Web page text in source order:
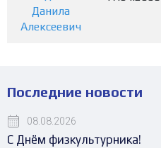
Данила
Алексеевич
Последние новости
08.08.2026
С Днём физкультурника!